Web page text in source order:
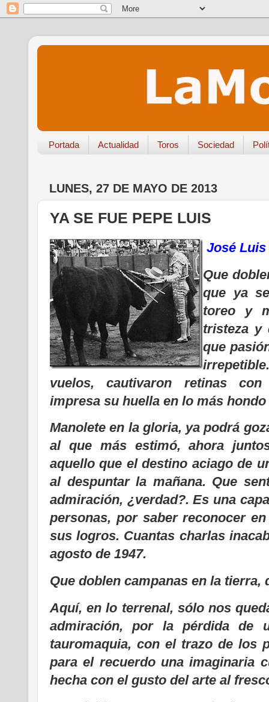
Portada Actualidad Toros Sociedad
LUNES, 27 DE MAYO DE 2013
YA SE FUE PEPE LUIS
José
Que
que ya
toreo y
tristeza y
que
vuelos, cautivaron retinas
impresa su huella en lo más
Manolete en la gloria, ya podrá
al que más estimó, ahora
aquello que el destino aciago de
al despuntar la mañana. Que
admiración, ¿verdad?. Es una
personas, por saber reconocer
sus logros. Cuantas charlas
agosto de 1947.
Que doblen campanas en la tierra,
Aquí, en lo terrenal, sólo nos
admiración, por la pérdida de
tauromaquia, con el trazo de los
para el recuerdo una imaginaria
hecha con el gusto del arte al